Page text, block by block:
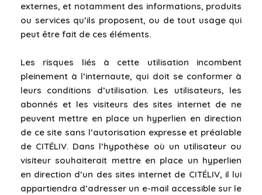
externes, et notamment des informations, produits
ou services qu’ils proposent, ou de tout usage qui
peut être fait de ces éléments.
Les risques liés à cette utilisation incombent
pleinement à l’internaute, qui doit se conformer à
leurs conditions d’utilisation. Les utilisateurs, les
abonnés et les visiteurs des sites internet de ne
peuvent mettre en place un hyperlien en direction
de ce site sans l’autorisation expresse et préalable
de CITÉLIV. Dans l’hypothèse où un utilisateur ou
visiteur souhaiterait mettre en place un hyperlien
en direction d’un des sites internet de CITÉLIV, il lui
appartiendra d’adresser un e-mail accessible sur le